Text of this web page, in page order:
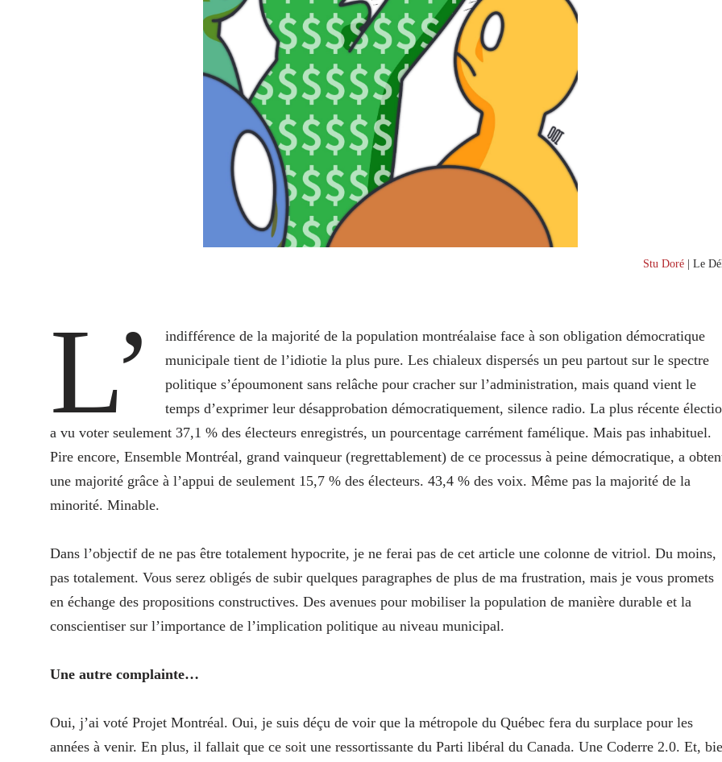
Stu Doré | Le
L’
indifférence de la majorité de la population montréalaise face à son obligation démocratique
municipale tient de l’idiotie la plus pure. Les chialeux dispersés un peu partout sur le spectre
politique s’époumonent sans relâche pour cracher sur l’administration, mais quand vient le
temps d’exprimer leur désapprobation démocratiquement, silence radio. La plus récente
a vu voter seulement 37,1 % des électeurs enregistrés, un pourcentage carrément famélique. Mais pas inhabituel.
Pire encore, Ensemble Montréal, grand vainqueur (regrettablement) de ce processus à peine démocratique, a
une majorité grâce à l’appui de seulement 15,7 % des électeurs. 43,4 % des voix. Même pas la majorité de la
minorité. Minable.
Dans l’objectif de ne pas être totalement hypocrite, je ne ferai pas de cet article une colonne de vitriol. Du moins,
pas totalement. Vous serez obligés de subir quelques paragraphes de plus de ma frustration, mais je vous promets
en échange des propositions constructives. Des avenues pour mobiliser la population de manière durable et la
conscientiser sur l’importance de l’implication politique au niveau municipal.
Une autre complainte…
Oui, j’ai voté Projet Montréal. Oui, je suis déçu de voir que la métropole du Québec fera du surplace pour les
années à venir. En plus, il fallait que ce soit une ressortissante du Parti libéral du Canada. Une Coderre 2.0. Et,